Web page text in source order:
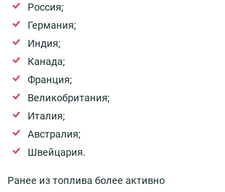
Россия;
Германия;
Индия;
Канада;
Франция;
Великобритания;
Италия;
Австралия;
Швейцария.
Ранее из топлива более активно